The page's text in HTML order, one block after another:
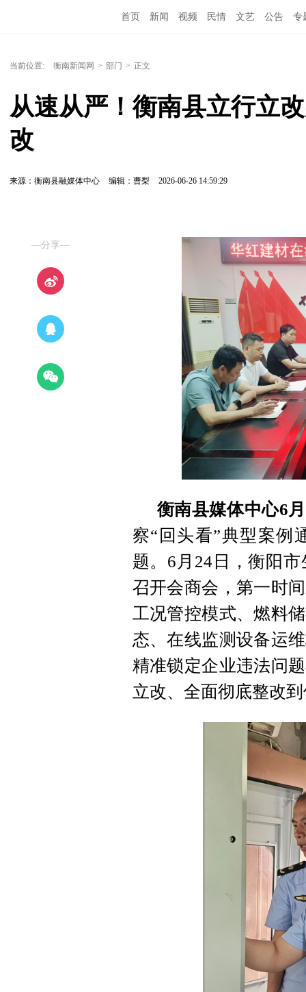
首页 新闻 视频 民情 文艺 公告 专
当前位置: 衡南新闻网 > 部门 > 正文
从速从严！衡南县立行立
改
来源：衡南县融媒体中心 编辑：曹梨 2026-06-26 14:59:29
—分享—
衡南县媒体中心6
察“回头看”典型案例
题。6月24日，衡阳
召开会商会，第一时
工况管控模式、燃料
态、在线监测设备运
精准锁定企业违法问
立改、全面彻底整改